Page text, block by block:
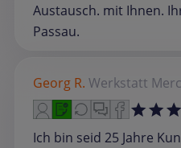
Austausch. mit Ihnen.
Passau.
Georg R. Werkstatt
Ich bin seid 25 Jahre